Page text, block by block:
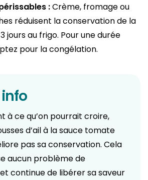
:Crème, fromage ou
réduisent la conservation de la
jours au frigo. Pour une durée
pour la congélation.
à ce qu’on pourrait croire,
d’ail à la sauce tomate
pas sa conservation. Cela
aucun problème de
continue de libérer sa saveur